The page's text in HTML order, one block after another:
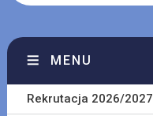
MENU
Rekrutacja 2026/2027